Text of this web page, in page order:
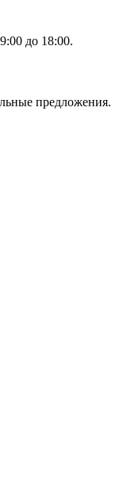
до 18:00.
предложения.